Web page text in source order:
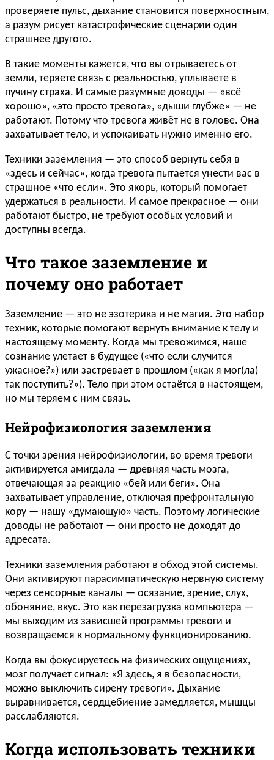
проверяете пульс, дыхание становится поверхностным,
а разум рисует катастрофические сценарии один
страшнее другого.
В такие моменты кажется, что вы отрываетесь от
земли, теряете связь с реальностью, уплываете в
пучину страха. И самые разумные доводы — «всё
хорошо», «это просто тревога», «дыши глубже» — не
работают. Потому что тревога живёт не в голове. Она
захватывает тело, и успокаивать нужно именно его.
Техники заземления — это способ вернуть себя в
«здесь и сейчас», когда тревога пытается унести вас в
страшное «что если». Это якорь, который помогает
удержаться в реальности. И самое прекрасное — они
работают быстро, не требуют особых условий и
доступны всегда.
Что такое заземление и
почему оно работает
Заземление — это не эзотерика и не магия. Это набор
техник, которые помогают вернуть внимание к телу и
настоящему моменту. Когда мы тревожимся, наше
сознание улетает в будущее («что если случится
ужасное?») или застревает в прошлом («как я мог(ла)
так поступить?»). Тело при этом остаётся в настоящем,
но мы теряем с ним связь.
Нейрофизиология заземления
С точки зрения нейрофизиологии, во время тревоги
активируется амигдала — древняя часть мозга,
отвечающая за реакцию «бей или беги». Она
захватывает управление, отключая префронтальную
кору — нашу «думающую» часть. Поэтому логические
доводы не работают — они просто не доходят до
адресата.
Техники заземления работают в обход этой системы.
Они активируют парасимпатическую нервную систему
через сенсорные каналы — осязание, зрение, слух,
обоняние, вкус. Это как перезагрузка компьютера —
мы выходим из зависшей программы тревоги и
возвращаемся к нормальному функционированию.
Когда вы фокусируетесь на физических ощущениях,
мозг получает сигнал: «Я здесь, я в безопасности,
можно выключить сирену тревоги». Дыхание
выравнивается, сердцебиение замедляется, мышцы
расслабляются.
Когда использовать техники